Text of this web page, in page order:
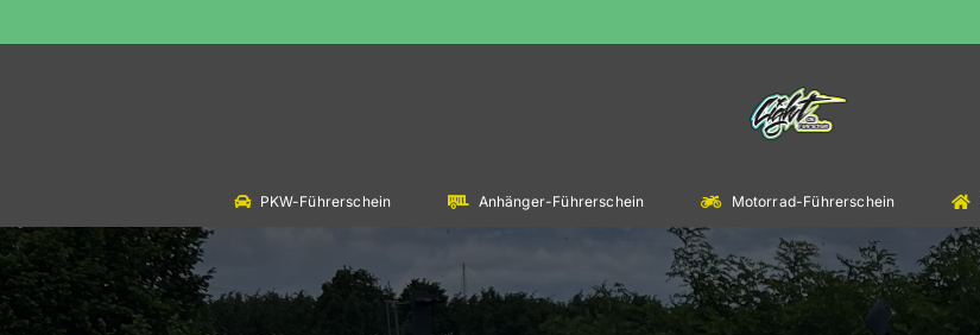
to
PKW-Führerschein Anhänger-Führerschein Motorrad-Führerschein